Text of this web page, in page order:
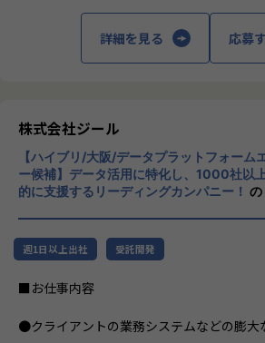
■メンバー構成
2022年に新設されたばかりで、様々なバッ
セキュリティエンジニア：2名
開発：1名
セールス&マーケティング：4名
営業事務：1名
■期待する解決したい課題
売り上げが順調に伸び、案件が増えていく
サポートチームのとりまとめ役として活躍
が不足しております。
案件数が伸びていく中でPM/PLとして品質
チームメンバーを牽引いただく仲間を探し
詳細を見る 応募
株式会社ジール
【ハイブリ/大阪/データプラットフォーム
ー候補】データ活用に特化し、1000社以
的に支援するリーディングカンパニー！ の
週1日以上出社 受託開発
■お仕事内容
●クライアントの業務システムなどの膨大